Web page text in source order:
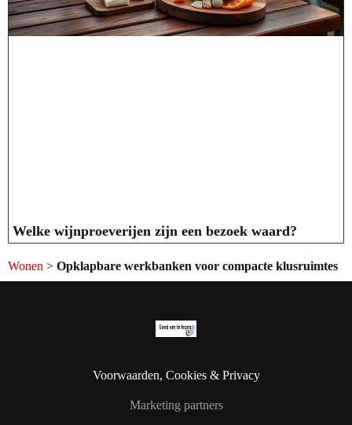
Welke wijnproeverijen zijn een bezoek waard?
Wonen > Opklapbare werkbanken voor compacte klusruimtes
Voorwaarden, Cookies & Privacy
Marketing partners